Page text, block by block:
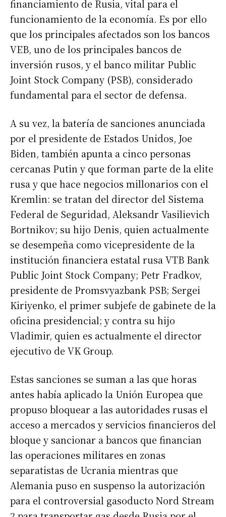
financiamiento de Rusia, vital para el
funcionamiento de la economía. Es por ello
que los principales afectados son los bancos
VEB, uno de los principales bancos de
inversión rusos, y el banco militar Public
Joint Stock Company (PSB), considerado
fundamental para el sector de defensa.
A su vez, la batería de sanciones anunciada
por el presidente de Estados Unidos, Joe
Biden, también apunta a cinco personas
cercanas Putin y que forman parte de la elite
rusa y que hace negocios millonarios con el
Kremlin: se tratan del director del Sistema
Federal de Seguridad, Aleksandr Vasilievich
Bortnikov; su hijo Denis, quien actualmente
se desempeña como vicepresidente de la
institución financiera estatal rusa VTB Bank
Public Joint Stock Company; Petr Fradkov,
presidente de Promsvyazbank PSB; Sergei
Kiriyenko, el primer subjefe de gabinete de la
oficina presidencial; y contra su hijo
Vladimir, quien es actualmente el director
ejecutivo de VK Group.
Estas sanciones se suman a las que horas
antes había aplicado la Unión Europea que
propuso bloquear a las autoridades rusas el
acceso a mercados y servicios financieros del
bloque y sancionar a bancos que financian
las operaciones militares en zonas
separatistas de Ucrania mientras que
Alemania puso en suspenso la autorización
para el controversial gasoducto Nord Stream